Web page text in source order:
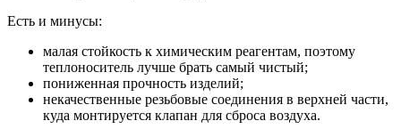
Есть и минусы:
малая стойкость к химическим реагентам, поэтому
теплоноситель лучше брать самый чистый;
пониженная прочность изделий;
некачественные резьбовые соединения в верхней части,
куда монтируется клапан для сброса воздуха.